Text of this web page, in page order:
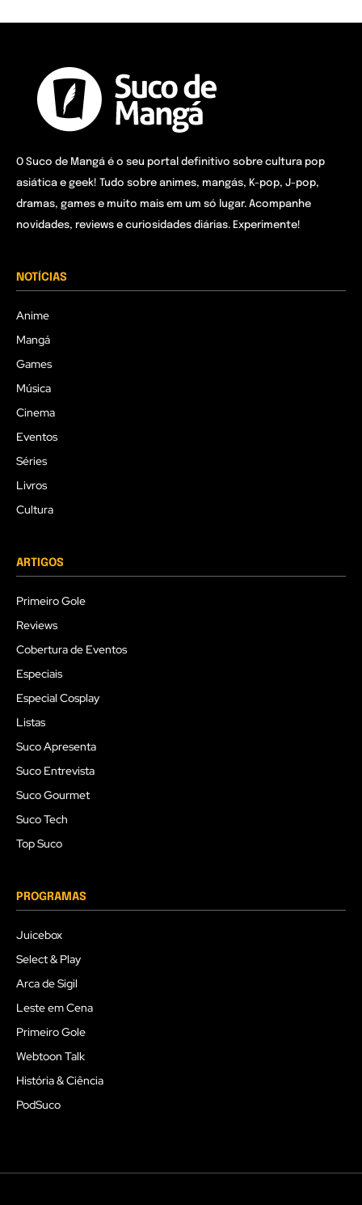
O Suco de Mangá é o seu portal definitivo sobre cultura pop
asiática e geek! Tudo sobre animes, mangás, K-pop, J-pop,
dramas, games e muito mais em um só lugar. Acompanhe
novidades, reviews e curiosidades diárias. Experimente!
NOTÍCIAS
Anime
Mangá
Games
Música
Cinema
Eventos
Séries
Livros
Cultura
ARTIGOS
Primeiro Gole
Reviews
Cobertura de Eventos
Especiais
Especial Cosplay
Listas
Suco Apresenta
Suco Entrevista
Suco Gourmet
Suco Tech
Top Suco
PROGRAMAS
Juicebox
Select & Play
Arca de Sigil
Leste em Cena
Primeiro Gole
Webtoon Talk
História & Ciência
PodSuco